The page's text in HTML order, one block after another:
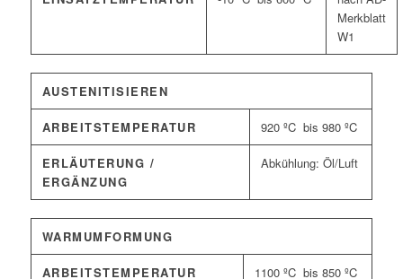
Merkblatt
W1
AUSTENITISIEREN
ARBEITSTEMPERATUR 920 ºC bis 980 ºC
ERLÄUTERUNG /
ERGÄNZUNG
Abkühlung: Öl/Luft
WARMUMFORMUNG
ARBEITSTEMPERATUR 1100 ºC bis 850 ºC